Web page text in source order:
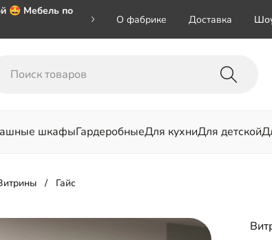
🤩 Мебель по
на номер
О фабрике Доставка
шкафыГардеробныеДля кухниДля детской
Гайс